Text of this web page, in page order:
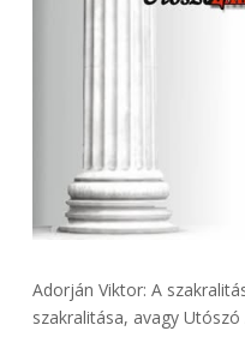
Adorján Viktor: A
szakralitása, avagy